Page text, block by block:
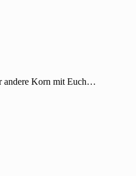
andere Korn mit Euch…